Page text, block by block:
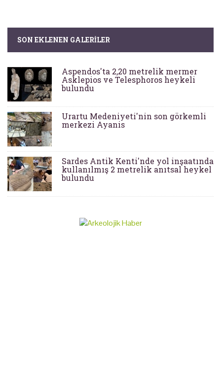
SON EKLENEN GALERILER
Aspendos'ta 2,20 metrelik mermer
Asklepios ve Telesphoros heykeli
bulundu
Urartu Medeniyeti'nin son görkemli
merkezi Ayanis
Sardes Antik Kenti'nde yol inşaatında
kullanılmış 2 metrelik anıtsal heykel
bulundu